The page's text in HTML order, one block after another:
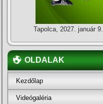
Tapolca, 2027. január 9.
OLDALAK
Kezdőlap
Videógaléria